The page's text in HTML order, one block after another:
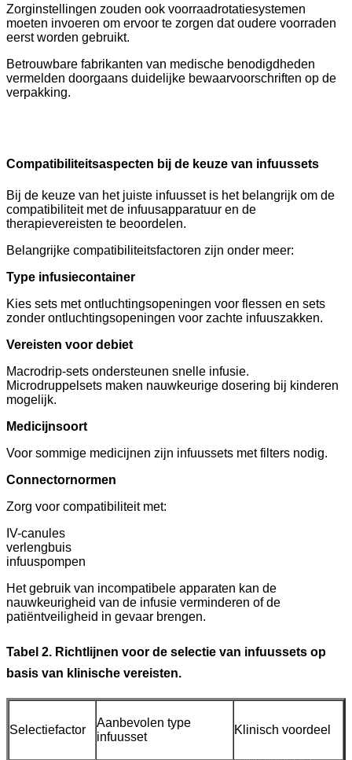
Zorginstellingen zouden ook voorraadrotatiesystemen
moeten invoeren om ervoor te zorgen dat oudere voorraden
eerst worden gebruikt.
Betrouwbare fabrikanten van medische benodigdheden
vermelden doorgaans duidelijke bewaarvoorschriften op de
verpakking.
Compatibiliteitsaspecten bij de keuze van infuussets
Bij de keuze van het juiste infuusset is het belangrijk om de
compatibiliteit met de infuusapparatuur en de
therapievereisten te beoordelen.
Belangrijke compatibiliteitsfactoren zijn onder meer:
Type infusiecontainer
Kies sets met ontluchtingsopeningen voor flessen en sets
zonder ontluchtingsopeningen voor zachte infuuszakken.
Vereisten voor debiet
Macrodrip-sets ondersteunen snelle infusie.
Microdruppelsets maken nauwkeurige dosering bij kinderen
mogelijk.
Medicijnsoort
Voor sommige medicijnen zijn infuussets met filters nodig.
Connectornormen
Zorg voor compatibiliteit met:
IV-canules
verlengbuis
infuuspompen
Het gebruik van incompatibele apparaten kan de
nauwkeurigheid van de infusie verminderen of de
patiëntveiligheid in gevaar brengen.
Tabel 2. Richtlijnen voor de selectie van infuussets op
basis van klinische vereisten.
Selectiefactor
Aanbevolen type
infuusset
Klinisch voordeel